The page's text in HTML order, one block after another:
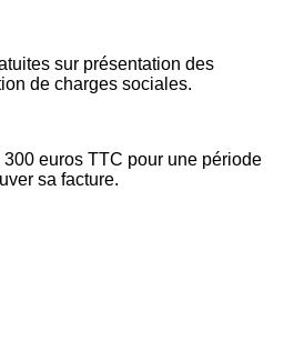
sur présentation des
de charges sociales.
euros TTC pour une période
sa facture.